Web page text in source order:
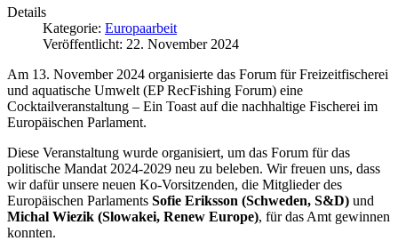
Details
Kategorie: Europaarbeit
Veröffentlicht: 22. November 2024
Am 13. November 2024 organisierte das Forum für Freizeitfischerei
und aquatische Umwelt (EP RecFishing Forum) eine
Cocktailveranstaltung – Ein Toast auf die nachhaltige Fischerei im
Europäischen Parlament.
Diese Veranstaltung wurde organisiert, um das Forum für das
politische Mandat 2024-2029 neu zu beleben. Wir freuen uns, dass
wir dafür unsere neuen Ko-Vorsitzenden, die Mitglieder des
Europäischen Parlaments Sofie Eriksson (Schweden, S&D) und
Michal Wiezik (Slowakei, Renew Europe), für das Amt gewinnen
konnten.